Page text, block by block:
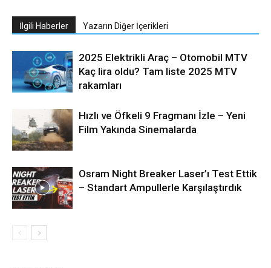
İlgili Haberler Yazarın Diğer İçerikleri
2025 Elektrikli Araç – Otomobil MTV
Kaç lira oldu? Tam liste 2025 MTV
rakamları
Hızlı ve Öfkeli 9 Fragmanı İzle – Yeni
Film Yakında Sinemalarda
Osram Night Breaker Laser’ı Test Ettik
– Standart Ampullerle Karşılaştırdık